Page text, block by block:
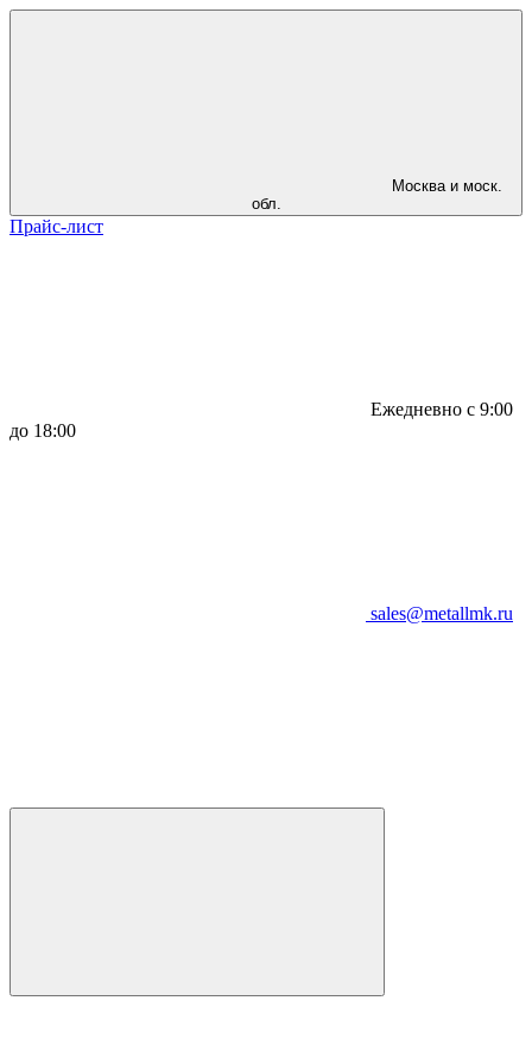
Москва и моск.
обл.
Прайс-лист
Ежедневно с 9:00
до 18:00
sales@metallmk.ru